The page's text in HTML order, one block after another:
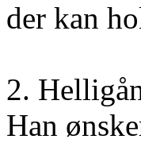
der kan
2.
Han